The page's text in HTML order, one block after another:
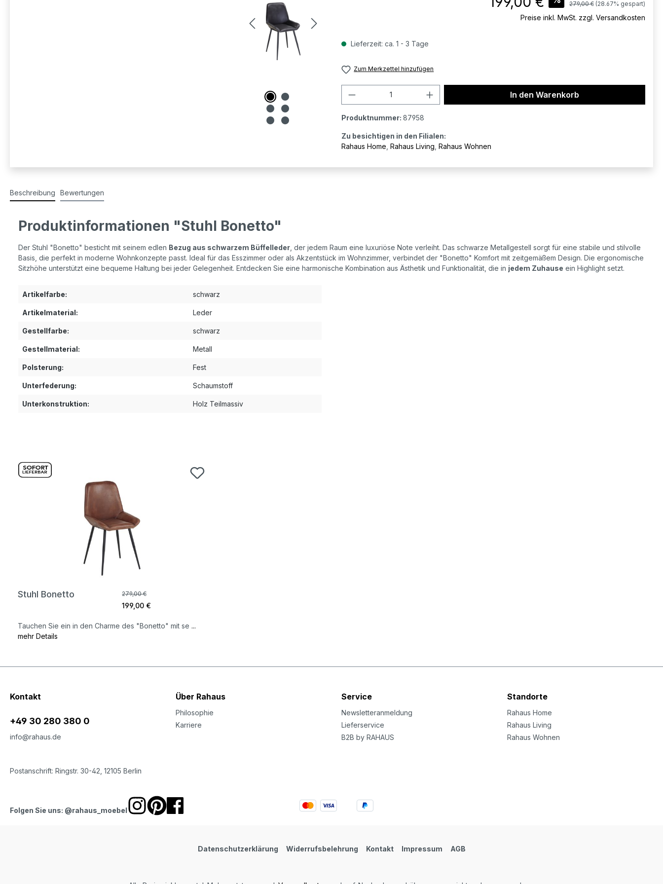
Regulärer Preis:
279,00 € (28.67% gespart)
Preise inkl. MwSt. zzgl. Versandkosten
Lieferzeit: ca. 1 - 3 Tage
Zum Merkzettel hinzufügen
Produkt Anzahl: Gib den gewünschten Wert ein oder
In den Warenkorb
Produktnummer: 87958
Zu besichtigen in den Filialen:
Rahaus Home Rahaus Living Rahaus Wohnen
Beschreibung Bewertungen
Produktinformationen "Stuhl Bonetto"
Der Stuhl "Bonetto" besticht mit seinem edlen Bezug aus schwarzem Büffelleder , der jedem Raum eine luxuriöse Note verleiht. Das schwarze Metallgestell sorgt für eine stabile und stilvolle
Basis, die perfekt in moderne Wohnkonzepte passt. Ideal für das Esszimmer oder als Akzentstück im Wohnzimmer, verbindet der "Bonetto" Komfort mit zeitgemäßem Design. Die ergonomische
Sitzhöhe unterstützt eine bequeme Haltung bei jeder Gelegenheit. Entdecken Sie eine harmonische Kombination aus Ästhetik und Funktionalität, die in jedem Zuhause ein Highlight setzt.
Artikelfarbe: schwarz
Artikelmaterial: Leder
Gestellfarbe: schwarz
Gestellmaterial: Metall
Polsterung: Fest
Unterfederung: Schaumstoff
Unterkonstruktion: Holz Teilmassiv
Stuhl Bonetto 279,00 €
199,00 €
Tauchen Sie ein in den Charme des "Bonetto" mit se ...
mehr Details
Kontakt
+49 30 280 380 0
info@rahaus.de
Postanschrift: Ringstr. 30-42, 12105 Berlin
Über Rahaus
Philosophie
Karriere
Service
Newsletteranmeldung
Lieferservice
B2B by RAHAUS
Standorte
Rahaus Home
Rahaus Living
Rahaus Wohnen
Folgen Sie uns: @rahaus_moebel
Datenschutzerklärung Widerrufsbelehrung Kontakt Impressum AGB